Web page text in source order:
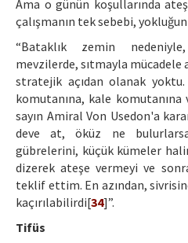
Ama o günün koşullarında
çalışmanın tek sebebi,
“Bataklık zemin
mevzilerde, sıtmayla mücadele
stratejik açıdan olanak
komutanına, kale
sayın Amiral Von Usedon'a
deve at, öküz ne
gübrelerini, küçük kümeler
dizerek ateşe vermeyi ve
teklif ettim. En azından,
kaçırılabilirdi[34]”.
Tifüs